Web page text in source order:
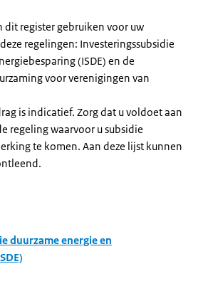
dit register gebruiken voor uw
regelingen: Investeringssubsidie
(ISDE) en de
voor verenigingen van
is indicatief. Zorg dat u voldoet aan
regeling waarvoor u subsidie
te komen. Aan deze lijst kunnen
duurzame energie en